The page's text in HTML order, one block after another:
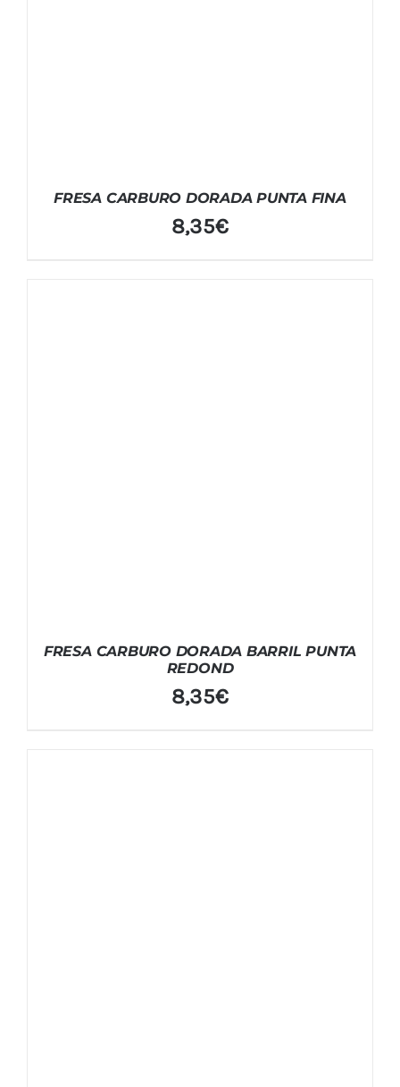
FRESA CARBURO DORADA PUNTA FINA
8,35€
FRESA CARBURO DORADA BARRIL PUNTA
REDOND
8,35€